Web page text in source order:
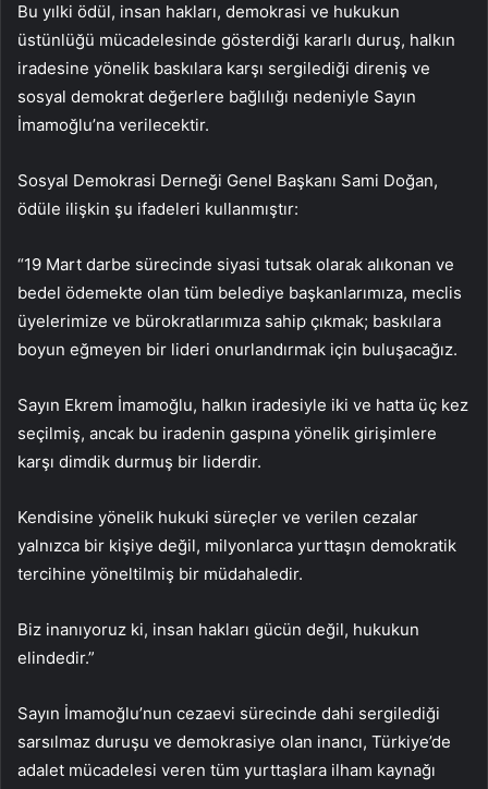
Bu yılki ödül, insan hakları, demokrasi ve hukukun
üstünlüğü mücadelesinde gösterdiği kararlı duruş, halkın
iradesine yönelik baskılara karşı sergilediği direniş ve
sosyal demokrat değerlere bağlılığı nedeniyle Sayın
İmamoğlu’na verilecektir.
Sosyal Demokrasi Derneği Genel Başkanı Sami Doğan,
ödüle ilişkin şu ifadeleri kullanmıştır:
“19 Mart darbe sürecinde siyasi tutsak olarak alıkonan ve
bedel ödemekte olan tüm belediye başkanlarımıza, meclis
üyelerimize ve bürokratlarımıza sahip çıkmak; baskılara
boyun eğmeyen bir lideri onurlandırmak için buluşacağız.
Sayın Ekrem İmamoğlu, halkın iradesiyle iki ve hatta üç kez
seçilmiş, ancak bu iradenin gaspına yönelik girişimlere
karşı dimdik durmuş bir liderdir.
Kendisine yönelik hukuki süreçler ve verilen cezalar
yalnızca bir kişiye değil, milyonlarca yurttaşın demokratik
tercihine yöneltilmiş bir müdahaledir.
Biz inanıyoruz ki, insan hakları gücün değil, hukukun
elindedir.”
Sayın İmamoğlu’nun cezaevi sürecinde dahi sergilediği
sarsılmaz duruşu ve demokrasiye olan inancı, Türkiye’de
adalet mücadelesi veren tüm yurttaşlara ilham kaynağı